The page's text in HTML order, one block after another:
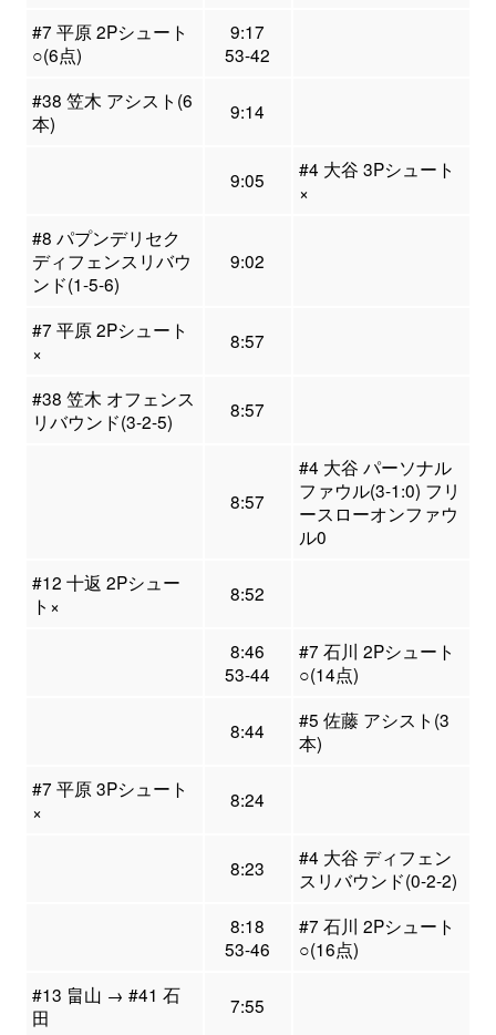
#7 平原 2Pシュート
○(6点)
9:17
53-42
#38 笠木 アシスト(6
本)
9:14
9:05
#4 大谷 3Pシュート
×
#8 パプンデリセク
ディフェンスリバウ
ンド(1-5-6)
9:02
#7 平原 2Pシュート
×
8:57
#38 笠木 オフェンス
リバウンド(3-2-5)
8:57
8:57
#4 大谷 パーソナル
ファウル(3-1:0) フリ
ースローオンファウ
ル0
#12 十返 2Pシュー
ト×
8:52
8:46
53-44
#7 石川 2Pシュート
○(14点)
8:44
#5 佐藤 アシスト(3
本)
#7 平原 3Pシュート
×
8:24
8:23
#4 大谷 ディフェン
スリバウンド(0-2-2)
8:18
53-46
#7 石川 2Pシュート
○(16点)
#13 畠山 → #41 石
田
7:55